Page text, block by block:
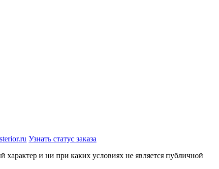
Узнать статус заказа
и ни при каких условиях не является публичной